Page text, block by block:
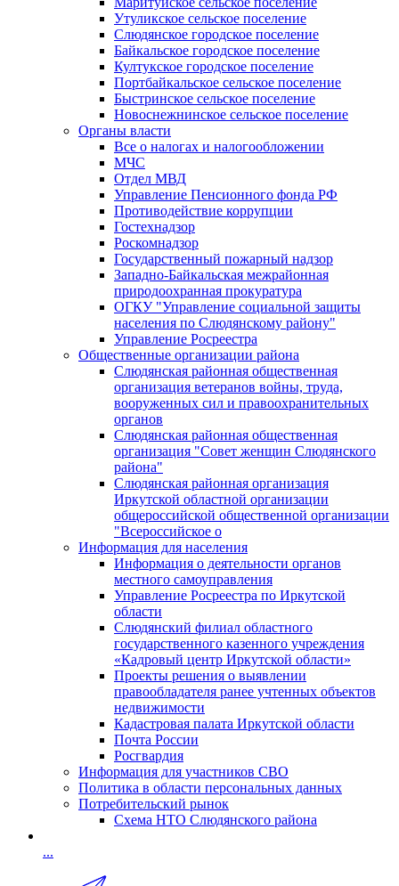
Утуликское сельское поселение
Слюдянское городское поселение
Байкальское городское поселение
Култукское городское поселение
Портбайкальское сельское поселение
Быстринское сельское поселение
Новоснежнинское сельское поселение
Органы власти
Все о налогах и налогообложении
МЧС
Отдел МВД
Управление Пенсионного фонда РФ
Противодействие коррупции
Гостехнадзор
Роскомнадзор
Государственный пожарный надзор
Западно-Байкальская межрайонная
природоохранная прокуратура
ОГКУ "Управление социальной защиты
населения по Слюдянскому району"
Управление Росреестра
Общественные организации района
Слюдянская районная общественная
организация ветеранов войны, труда,
вооруженных сил и правоохранительных
органов
Слюдянская районная общественная
организация "Совет женщин Слюдянского
района"
Слюдянская районная организация
Иркутской областной организации
общероссийской общественной организации
"Всероссийское о
Информация для населения
Информация о деятельности органов
местного самоуправления
Управление Росреестра по Иркутской
области
Слюдянский филиал областного
государственного казенного учреждения
«Кадровый центр Иркутской области»
Проекты решения о выявлении
правообладателя ранее учтенных объектов
недвижимости
Кадастровая палата Иркутской области
Почта России
Росгвардия
Информация для участников СВО
Политика в области персональных данных
Потребительский рынок
Схема НТО Слюдянского района
...